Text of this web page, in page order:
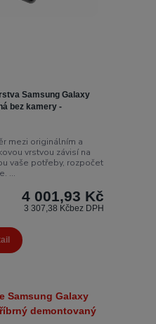
Samsung Galaxy
bez kamery -
mezi originálním a
vrstvou závisí na
vaše potřeby, rozpočet
...
4 001,93 Kč
3 307,38 Kčbez DPH